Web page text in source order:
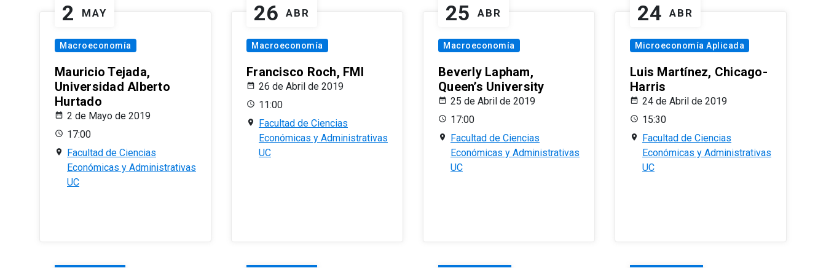
2 MAY
Macroeconomía
Mauricio Tejada,
Universidad Alberto
Hurtado
2 de Mayo de 2019
17:00
Facultad de Ciencias
Económicas y Administrativas
UC
26 ABR
Macroeconomía
Francisco Roch, FMI
26 de Abril de 2019
11:00
Facultad de Ciencias
Económicas y Administrativas
UC
25 ABR
Macroeconomía
Beverly Lapham,
Queen’s University
25 de Abril de 2019
17:00
Facultad de Ciencias
Económicas y Administrativas
UC
24 ABR
Microeconomía Aplicada
Luis Martínez, Chicago-
Harris
24 de Abril de 2019
15:30
Facultad de Ciencias
Económicas y Administrativas
UC